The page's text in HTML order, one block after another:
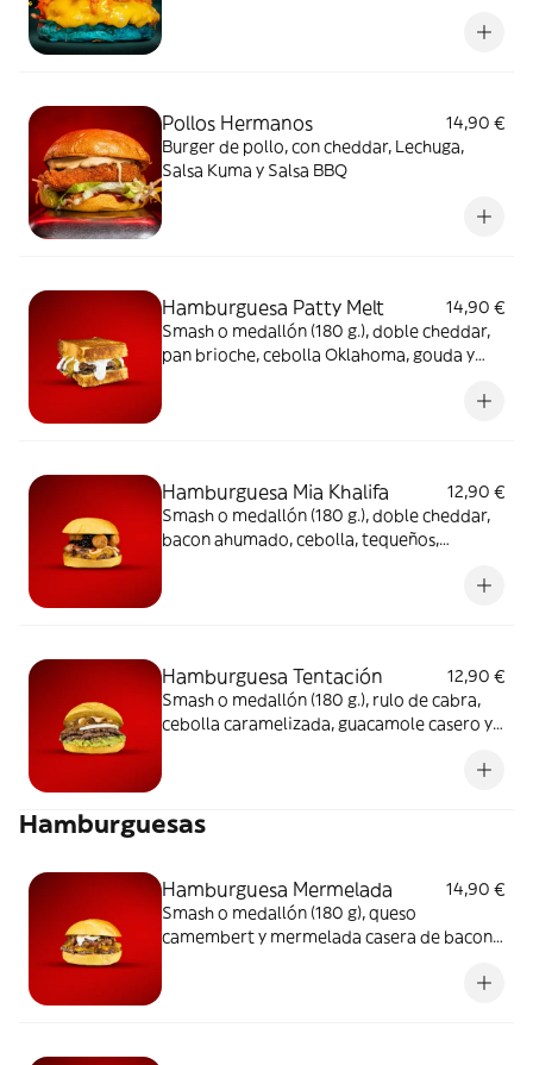
Pollos Hermanos
14,90 €
Burger de pollo, con cheddar, Lechuga,
Salsa Kuma y Salsa BBQ
Hamburguesa Patty Melt
14,90 €
Smash o medallón (180 g.), doble cheddar,
pan brioche, cebolla Oklahoma, gouda y
Hamburguesa Mia Khalifa
12,90 €
Smash o medallón (180 g.), doble cheddar,
bacon ahumado, cebolla, tequeños,
Hamburguesa Tentación
12,90 €
Smash o medallón (180 g.), rulo de cabra,
cebolla caramelizada, guacamole casero y
Hamburguesas
Hamburguesa Mermelada
14,90 €
Smash o medallón (180 g), queso
camembert y mermelada casera de bacon,